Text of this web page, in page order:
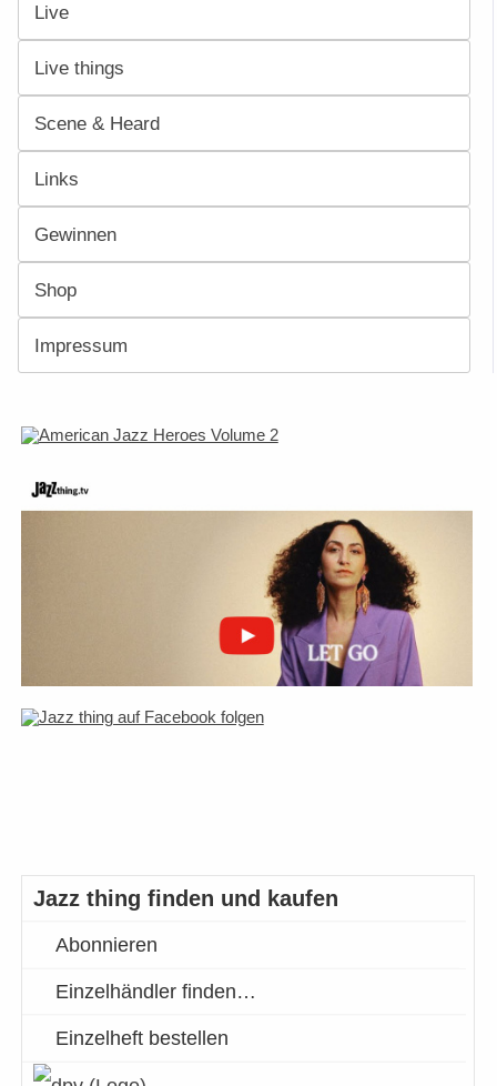
Live
Live things
Scene & Heard
Links
Gewinnen
Shop
Impressum
Jazz thing finden und kaufen
Abonnieren
Einzelhändler finden…
Einzelheft bestellen